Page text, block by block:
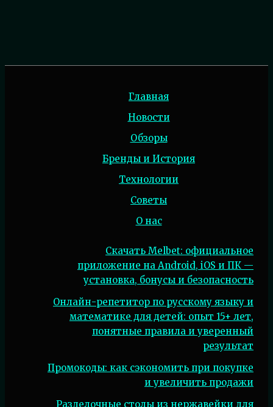
Главная
Новости
Обзоры
Бренды и История
Технологии
Советы
О нас
Скачать Melbet: официальное
приложение на Android, iOS и ПК —
установка, бонусы и безопасность
Онлайн-репетитор по русскому языку и
математике для детей: опыт 15+ лет,
понятные правила и уверенный
результат
Промокоды: как сэкономить при покупке
и увеличить продажи
Разделочные столы из нержавейки для